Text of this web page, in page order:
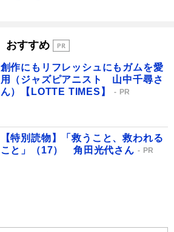
おすすめ
創作にもリフレッシュにもガムを愛
用（ジャズピアニスト 山中千尋さ
ん）【LOTTE TIMES】
PR
【特別読物】「救うこと、救われる
こと」（17） 角田光代さん
PR